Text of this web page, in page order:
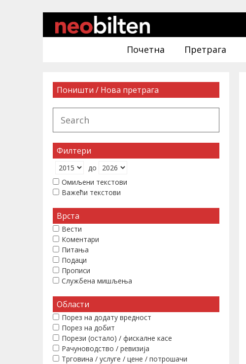
Почетна Претрага
Поништи / Нова претрага
Филтери
до
Омиљени текстови
Важећи текстови
Врста
Вести
Коментари
Питања
Подаци
Прописи
Службена мишљења
Области
Порез на додату вредност
Порез на добит
Порези (остало) / фискалне касе
Рачуноводство / ревизија
Трговина / услуге / цене / потрошачи